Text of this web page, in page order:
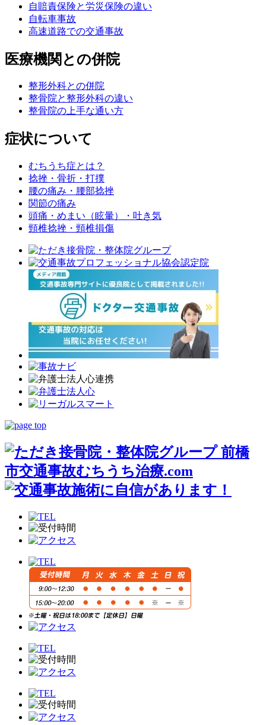
自賠責保険と労災保険の違い
自転車事故
⾼速道路での交通事故
医療機関との併院
整形外科との併院
整骨院と整形外科の違い
整骨院の上手な通い方
症状について
むちうち症とは？
捻挫・骨折・打撲
腰の痛み・腰部捻挫
関節の痛み
頭痛・めまい（眩暈）・吐き気
頸椎捻挫・頸椎損傷